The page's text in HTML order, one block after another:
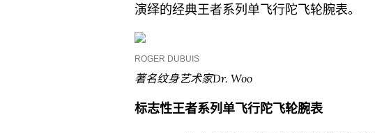
演绎的经典王者系列单飞行陀飞轮腕表。
ROGER DUBUIS
著名纹身艺术家Dr. Woo
标志性王者系列单飞行陀飞轮腕表